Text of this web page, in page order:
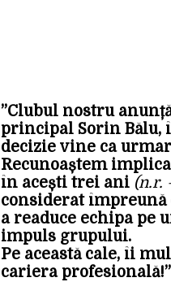
”Clubul nostru
principal Sorin Bălu,
decizie vine ca
Recunoaștem
în acești trei ani (n.r.
considerat
a readuce echipa pe
impuls grupului.
Pe această cale, îi
cariera profesională!”